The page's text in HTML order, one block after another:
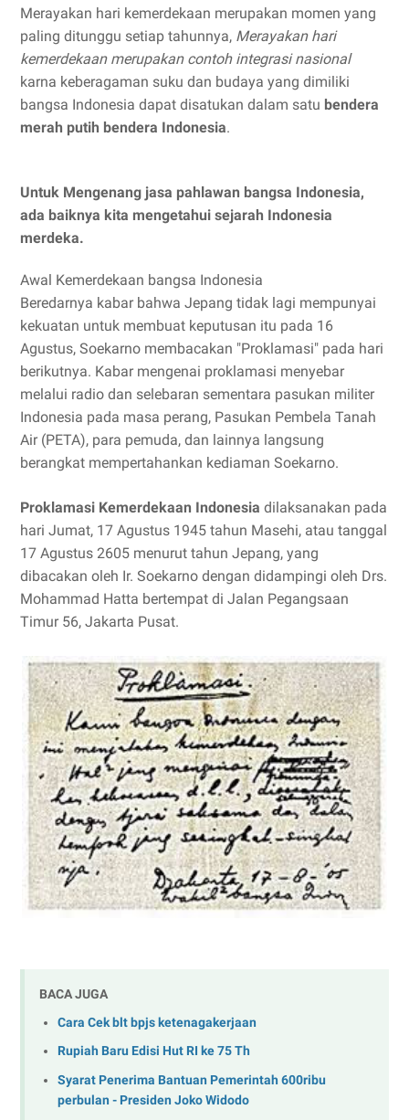
Merayakan hari kemerdekaan merupakan momen yang
paling ditunggu setiap tahunnya, Merayakan hari
kemerdekaan merupakan contoh integrasi nasional
karna keberagaman suku dan budaya yang dimiliki
bangsa Indonesia dapat disatukan dalam satu bendera
merah putih bendera Indonesia.
Untuk Mengenang jasa pahlawan bangsa Indonesia,
ada baiknya kita mengetahui sejarah Indonesia
merdeka.
Awal Kemerdekaan bangsa Indonesia
Beredarnya kabar bahwa Jepang tidak lagi mempunyai
kekuatan untuk membuat keputusan itu pada 16
Agustus, Soekarno membacakan "Proklamasi" pada hari
berikutnya. Kabar mengenai proklamasi menyebar
melalui radio dan selebaran sementara pasukan militer
Indonesia pada masa perang, Pasukan Pembela Tanah
Air (PETA), para pemuda, dan lainnya langsung
berangkat mempertahankan kediaman Soekarno.
Proklamasi Kemerdekaan Indonesia dilaksanakan pada
hari Jumat, 17 Agustus 1945 tahun Masehi, atau tanggal
17 Agustus 2605 menurut tahun Jepang, yang
dibacakan oleh Ir. Soekarno dengan didampingi oleh Drs.
Mohammad Hatta bertempat di Jalan Pegangsaan
Timur 56, Jakarta Pusat.
BACA JUGA
Cara Cek blt bpjs ketenagakerjaan
Rupiah Baru Edisi Hut RI ke 75 Th
Syarat Penerima Bantuan Pemerintah 600ribu
perbulan - Presiden Joko Widodo